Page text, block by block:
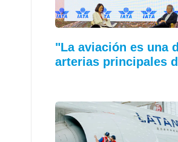
"La aviación es una
arterias principales